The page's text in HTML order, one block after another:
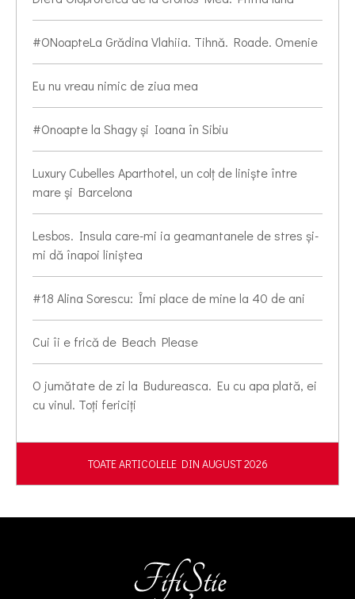
#ONoapteLa Grădina Vlahiia. Tihnă. Roade. Omenie
Eu nu vreau nimic de ziua mea
#Onoapte la Shagy și Ioana în Sibiu
Luxury Cubelles Aparthotel, un colț de liniște între
mare și Barcelona
Lesbos. Insula care-mi ia geamantanele de stres și-
mi dă înapoi liniștea
#18 Alina Sorescu: Îmi place de mine la 40 de ani
Cui îi e frică de Beach Please
O jumătate de zi la Budureasca. Eu cu apa plată, ei
cu vinul. Toți fericiți
TOATE ARTICOLELE DIN AUGUST 2026